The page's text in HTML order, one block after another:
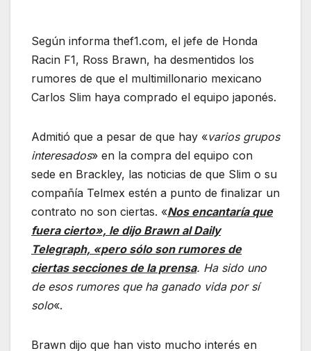
Según informa thef1.com, el jefe de Honda
Racin F1, Ross Brawn, ha desmentidos los
rumores de que el multimillonario mexicano
Carlos Slim haya comprado el equipo japonés.
Admitió que a pesar de que hay «varios grupos
interesados» en la compra del equipo con
sede en Brackley, las noticias de que Slim o su
compañía Telmex estén a punto de finalizar un
contrato no son ciertas. «Nos encantaría que
fuera cierto», le dijo Brawn al Daily
Telegraph, «pero sólo son rumores de
ciertas secciones de la prensa. Ha sido uno
de esos rumores que ha ganado vida por sí
solo«.
Brawn dijo que han visto mucho interés en